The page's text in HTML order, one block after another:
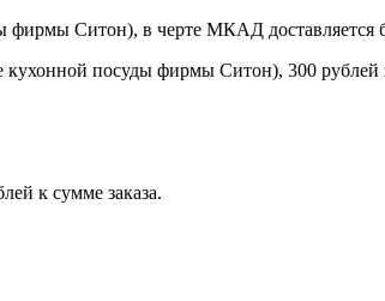
фирмы Ситон), в черте МКАД доставляется
посуды фирмы Ситон), 300 рублей
к сумме заказа.